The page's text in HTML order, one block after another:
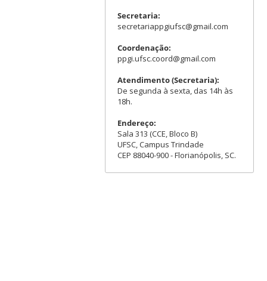
Secretaria:
secretariappgiufsc@gmail.com
Coordenação:
ppgi.ufsc.coord@gmail.com
Atendimento (Secretaria):
De segunda à sexta, das 14h às
18h.
Endereço:
Sala 313 (CCE, Bloco B)
UFSC, Campus Trindade
CEP 88040-900 - Florianópolis, SC.